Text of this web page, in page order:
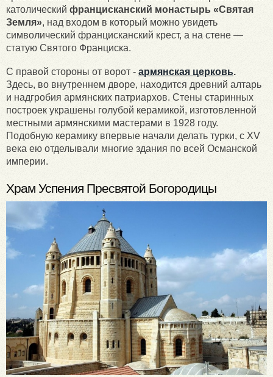
католический францисканский монастырь «Святая
Земля», над входом в который можно увидеть
символический францисканский крест, а на стене —
статую Святого Франциска.
С правой стороны от ворот - армянская церковь.
Здесь, во внутреннем дворе, находится древний алтарь
и надгробия армянских патриархов. Стены старинных
построек украшены голубой керамикой, изготовленной
местными армянскими мастерами в 1928 году.
Подобную керамику впервые начали делать турки, с XV
века ею отделывали многие здания по всей Османской
империи.
Храм Успения Пресвятой Богородицы